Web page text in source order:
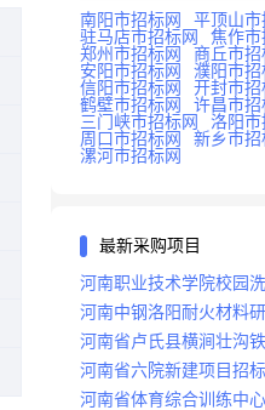
南阳市招标网
平顶山市
驻马店市招标网
焦作市
郑州市招标网
商丘市招
安阳市招标网
濮阳市招
信阳市招标网
开封市招
鹤壁市招标网
许昌市招
三门峡市招标网
洛阳市
周口市招标网
新乡市招
漯河市招标网
最新采购项目
河南职业技术学院校园
河南中钢洛阳耐火材料
标
河南省卢氏县横涧壮沟
标公告
河南省六院新建项目招标
河南省体育综合训练中